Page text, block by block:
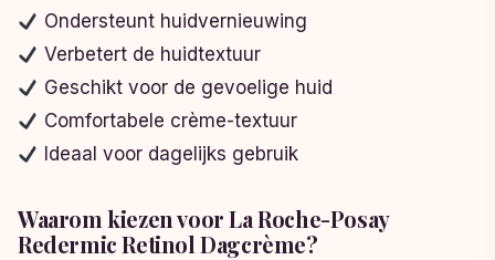
Ondersteunt huidvernieuwing
Verbetert de huidtextuur
Geschikt voor de gevoelige huid
Comfortabele crème-textuur
Ideaal voor dagelijks gebruik
Waarom kiezen voor La Roche-Posay
Redermic Retinol Dagcrème?